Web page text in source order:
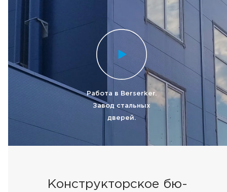
Работа в Berserker.
Завод стальных
дверей.
Конструкторское бю-